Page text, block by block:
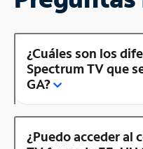
¿Cuáles son los
Spectrum TV que
GA?
¿Puedo acceder al